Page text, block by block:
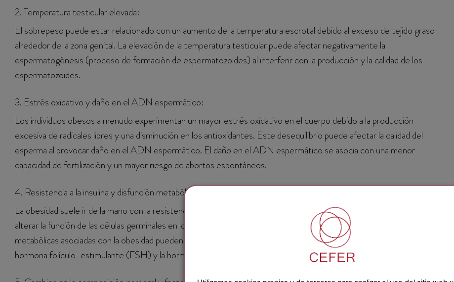
2. Temperatura testicular elevada:
El sobrepeso puede estar relacionado con un aumento de la temperatura escrotal debido al exceso de tejido graso
alrededor de la zona genital. La elevación de la temperatura testicular puede afectar negativamente la
espermatogénesis (proceso de formación de espermatozoides) al interferir con la producción y la calidad de los
espermatozoides.
3. Estrés oxidativo y daño en el ADN espermático:
Los individuos obesos a menudo experimentan un mayor estrés oxidativo en el cuerpo debido a la producción
excesiva de radicales libres y una disminución en los antioxidantes. Este desequilibrio puede afectar la calidad del
esperma al provocar daño en el ADN espermático. El daño en el ADN espermático se asocia con una menor
capacidad de fertilización y un mayor riesgo de abortos espontáneos.
4. Resistencia a la insulina y disfunción metabólica:
La obesidad suele ir de la mano con la resistencia a la insulina y la diabetes tipo 2. La resistencia a la insulina puede
alterar la función de las células germinales en los testículos y afectar la calidad del semen. Además, las alteraciones
metabólicas asociadas con la obesidad pueden influir en la síntesis de hormonas clave para la reproducción, como la
hormona folículo-estimulante (FSH) y la hormona luteinizante (LH).